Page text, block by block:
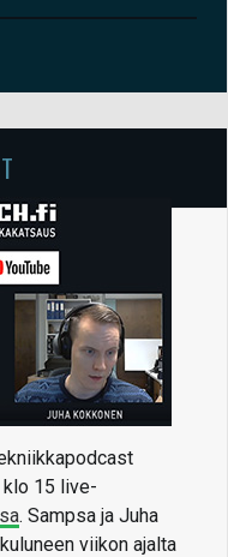
klo 15 live-
. Sampsa ja Juha
viikon ajalta